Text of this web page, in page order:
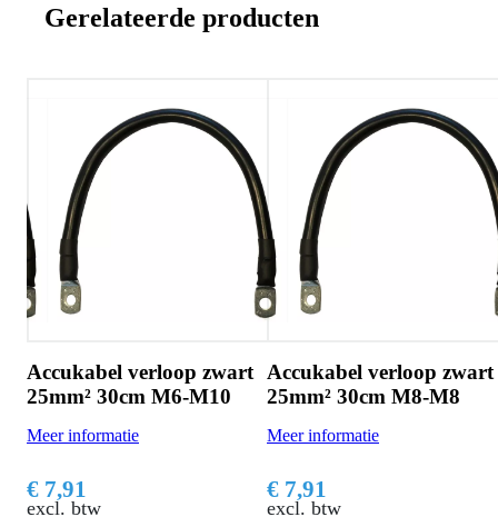
Gerelateerde producten
Accukabel verloop zwart
25mm² 30cm M6-M10
Meer informatie
€ 7,91
excl. btw
Accukabel verloop zwart
25mm² 30cm M8-M8
Meer informatie
€ 7,91
excl. btw